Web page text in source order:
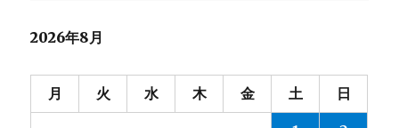
2026年8月
月 火 水 木 金 土 日